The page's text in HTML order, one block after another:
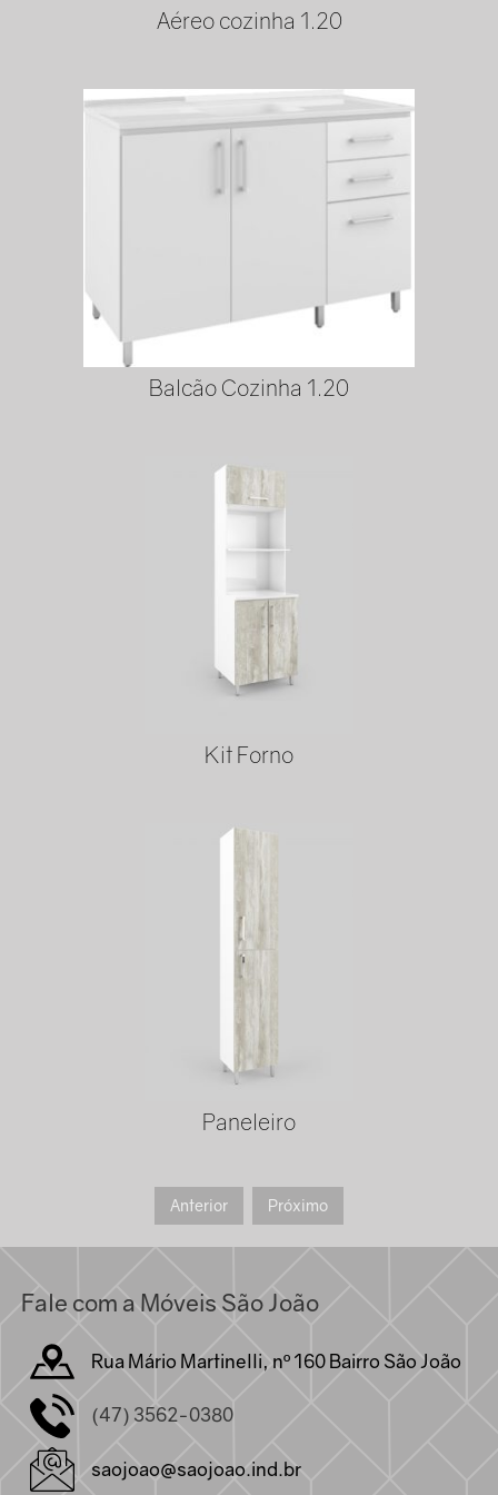
Aéreo cozinha 1.20
Balcão Cozinha 1.20
Kit Forno
Paneleiro
Anterior Próximo
Fale com a Móveis São João
Rua Mário Martinelli, nº 160 Bairro São João
(47) 3562-0380
saojoao@saojoao.ind.br